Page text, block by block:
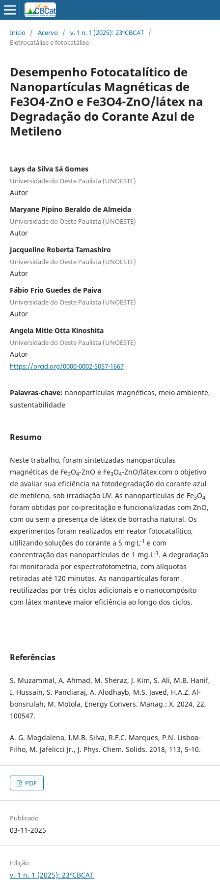
Início / Acervo / v. 1 n. 1 (2025): 23ºCBCAT /
Eletrocatálise e fotocatálise
Desempenho Fotocatalítico de
Nanopartículas Magnéticas de
Fe3O4-ZnO e Fe3O4-ZnO/látex na
Degradação do Corante Azul de
Metileno
Lays da Silva Sá Gomes
Universidade do Oeste Paulista (UNOESTE)
Autor
Maryane Pipino Beraldo de Almeida
Universidade do Oeste Paulista (UNOESTE)
Autor
Jacqueline Roberta Tamashiro
Universidade do Oeste Paulista (UNOESTE)
Autor
Fábio Frio Guedes de Paiva
Universidade do Oeste Paulista (UNOESTE)
Autor
Angela Mitie Otta Kinoshita
Universidade do Oeste Paulista (UNOESTE)
Autor
https://orcid.org/0000-0002-5057-1667
Palavras-chave: nanopartículas magnéticas, meio ambiente,
sustentabilidade
Resumo
Neste trabalho, foram sintetizadas nanopartículas
magnéticas de Fe3O4-ZnO e Fe3O4-ZnO/látex com o objetivo
de avaliar sua eficiência na fotodegradação do corante azul
de metileno, sob irradiação UV. As nanopartículas de Fe3O4
foram obtidas por co-precitação e funcionalizadas com ZnO,
com ou sem a presença de látex de borracha natural. Os
experimentos foram realizados em reator fotocatalítico,
utilizando soluções do corante a 5 mg.L-1 e com
concentração das nanopartículas de 1 mg.L-1 . A degradação
foi monitorada por espectrofotometria, com alíquotas
retiradas até 120 minutos. As nanopartículas foram
reutilizadas por três ciclos adicionais e o nanocompósito
com látex manteve maior eficiência ao longo dos ciclos.
Referências
S. Muzammal, A. Ahmad, M. Sheraz, J. Kim, S. Ali, M.B. Hanif,
I. Hussain, S. Pandiaraj, A. Alodhayb, M.S. Javed, H.A.Z. Al-
bonsrulah, M. Motola, Energy Convers. Manag.: X. 2024, 22,
100547.
A. G. Magdalena, I.M.B. Silva, R.F.C. Marques, P.N. Lisboa-
Filho, M. Jafelicci Jr., J. Phys. Chem. Solids. 2018, 113, 5-10.
PDF
Publicado
03-11-2025
Edição
v. 1 n. 1 (2025): 23ºCBCAT